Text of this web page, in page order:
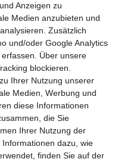
Anzeigen zu
Medien anzubieten und
Zusätzlich
und/oder Google Analytics
Über unsere
blockieren.
Ihrer Nutzung unserer
Medien, Werbung und
diese Informationen
die Sie
Ihrer Nutzung der
dazu, wie
finden Sie auf der
gefunden ....